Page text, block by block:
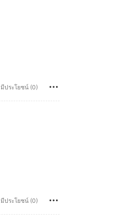
มีประโยชน์ (0)
มีประโยชน์ (0)